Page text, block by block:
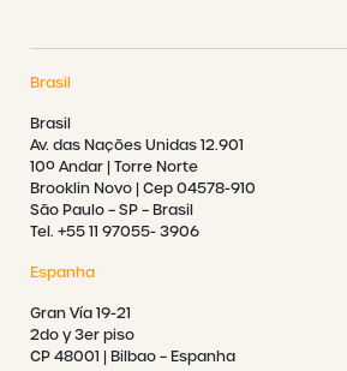
Brasil
Brasil
Av. das Nações Unidas 12.901
10º Andar | Torre Norte
Brooklin Novo | Cep 04578-910
São Paulo – SP – Brasil
Tel. +55 11 97055- 3906
Espanha
Gran Vía 19-21
2do y 3er piso
CP 48001 | Bilbao – Espanha